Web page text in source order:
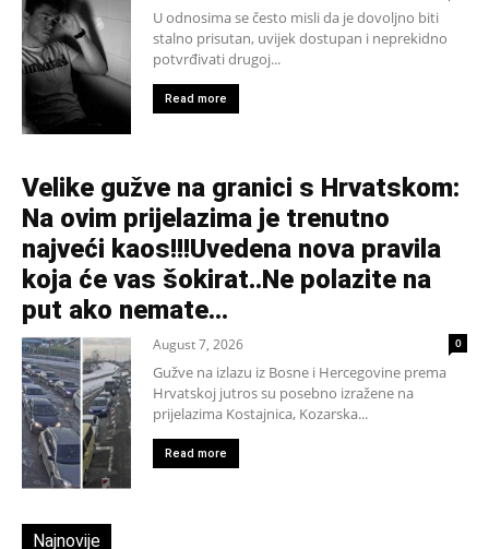
U odnosima se često misli da je dovoljno biti
stalno prisutan, uvijek dostupan i neprekidno
potvrđivati drugoj...
Read more
Velike gužve na granici s Hrvatskom:
Na ovim prijelazima je trenutno
najveći kaos!!!Uvedena nova pravila
koja će vas šokirat..Ne polazite na
put ako nemate...
August 7, 2026 0
Gužve na izlazu iz Bosne i Hercegovine prema
Hrvatskoj jutros su posebno izražene na
prijelazima Kostajnica, Kozarska...
Read more
Najnovije